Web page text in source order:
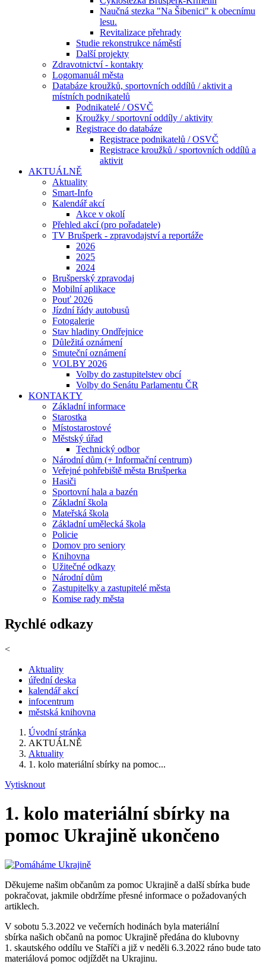
Naučná stezka "Na Šibenici" k obecnímu
lesu.
Revitalizace přehrady
Studie rekonstrukce náměstí
Další projekty
Zdravotnictví - kontakty
Logomanuál města
Databáze kroužků, sportovních oddílů / aktivit a
místních podnikatelů
Podnikatelé / OSVČ
Kroužky / sportovní oddíly / aktivity
Registrace do databáze
Registrace podnikatelů / OSVČ
Registrace kroužků / sportovních oddílů a
aktivit
AKTUÁLNĚ
Aktuality
Smart-Info
Kalendář akcí
Akce v okolí
Přehled akcí (pro pořadatele)
TV Brušperk - zpravodajství a reportáže
2026
2025
2024
Brušperský zpravodaj
Mobilní aplikace
Pouť 2026
Jízdní řády autobusů
Fotogalerie
Stav hladiny Ondřejnice
Důležitá oznámení
Smuteční oznámení
VOLBY 2026
Volby do zastupitelstev obcí
Volby do Senátu Parlamentu ČR
KONTAKTY
Základní informace
Starostka
Místostarostové
Městský úřad
Technický odbor
Národní dům (+ Informační centrum)
Veřejné pohřebiště města Brušperka
Hasiči
Sportovní hala a bazén
Základní škola
Mateřská škola
Základní umělecká škola
Policie
Domov pro seniory
Knihovna
Užitečné odkazy
Národní dům
Zastupitelky a zastupitelé města
Komise rady města
Rychlé odkazy
<
Aktuality
úřední deska
kalendář akcí
infocentrum
městská knihovna
Úvodní stránka
AKTUÁLNĚ
Aktuality
1. kolo materiální sbírky na pomoc...
Vytisknout
1. kolo materiální sbírky na
pomoc Ukrajině ukončeno
Děkujeme našim občanům za pomoc Ukrajině a další sbírka bude
pokračovat, jakmile obdržíme přesné informace o požadovaných
artiklech.
V sobotu 5.3.2022 ve večerních hodinách byla materiální
sbírka našich občanů na pomoc Ukrajině předána do klubovny
1. skautského oddílu ve Staříči a již v neděli 6.3.2022 ráno bude tato
materiálová pomoc odjíždět na Ukrajinu.